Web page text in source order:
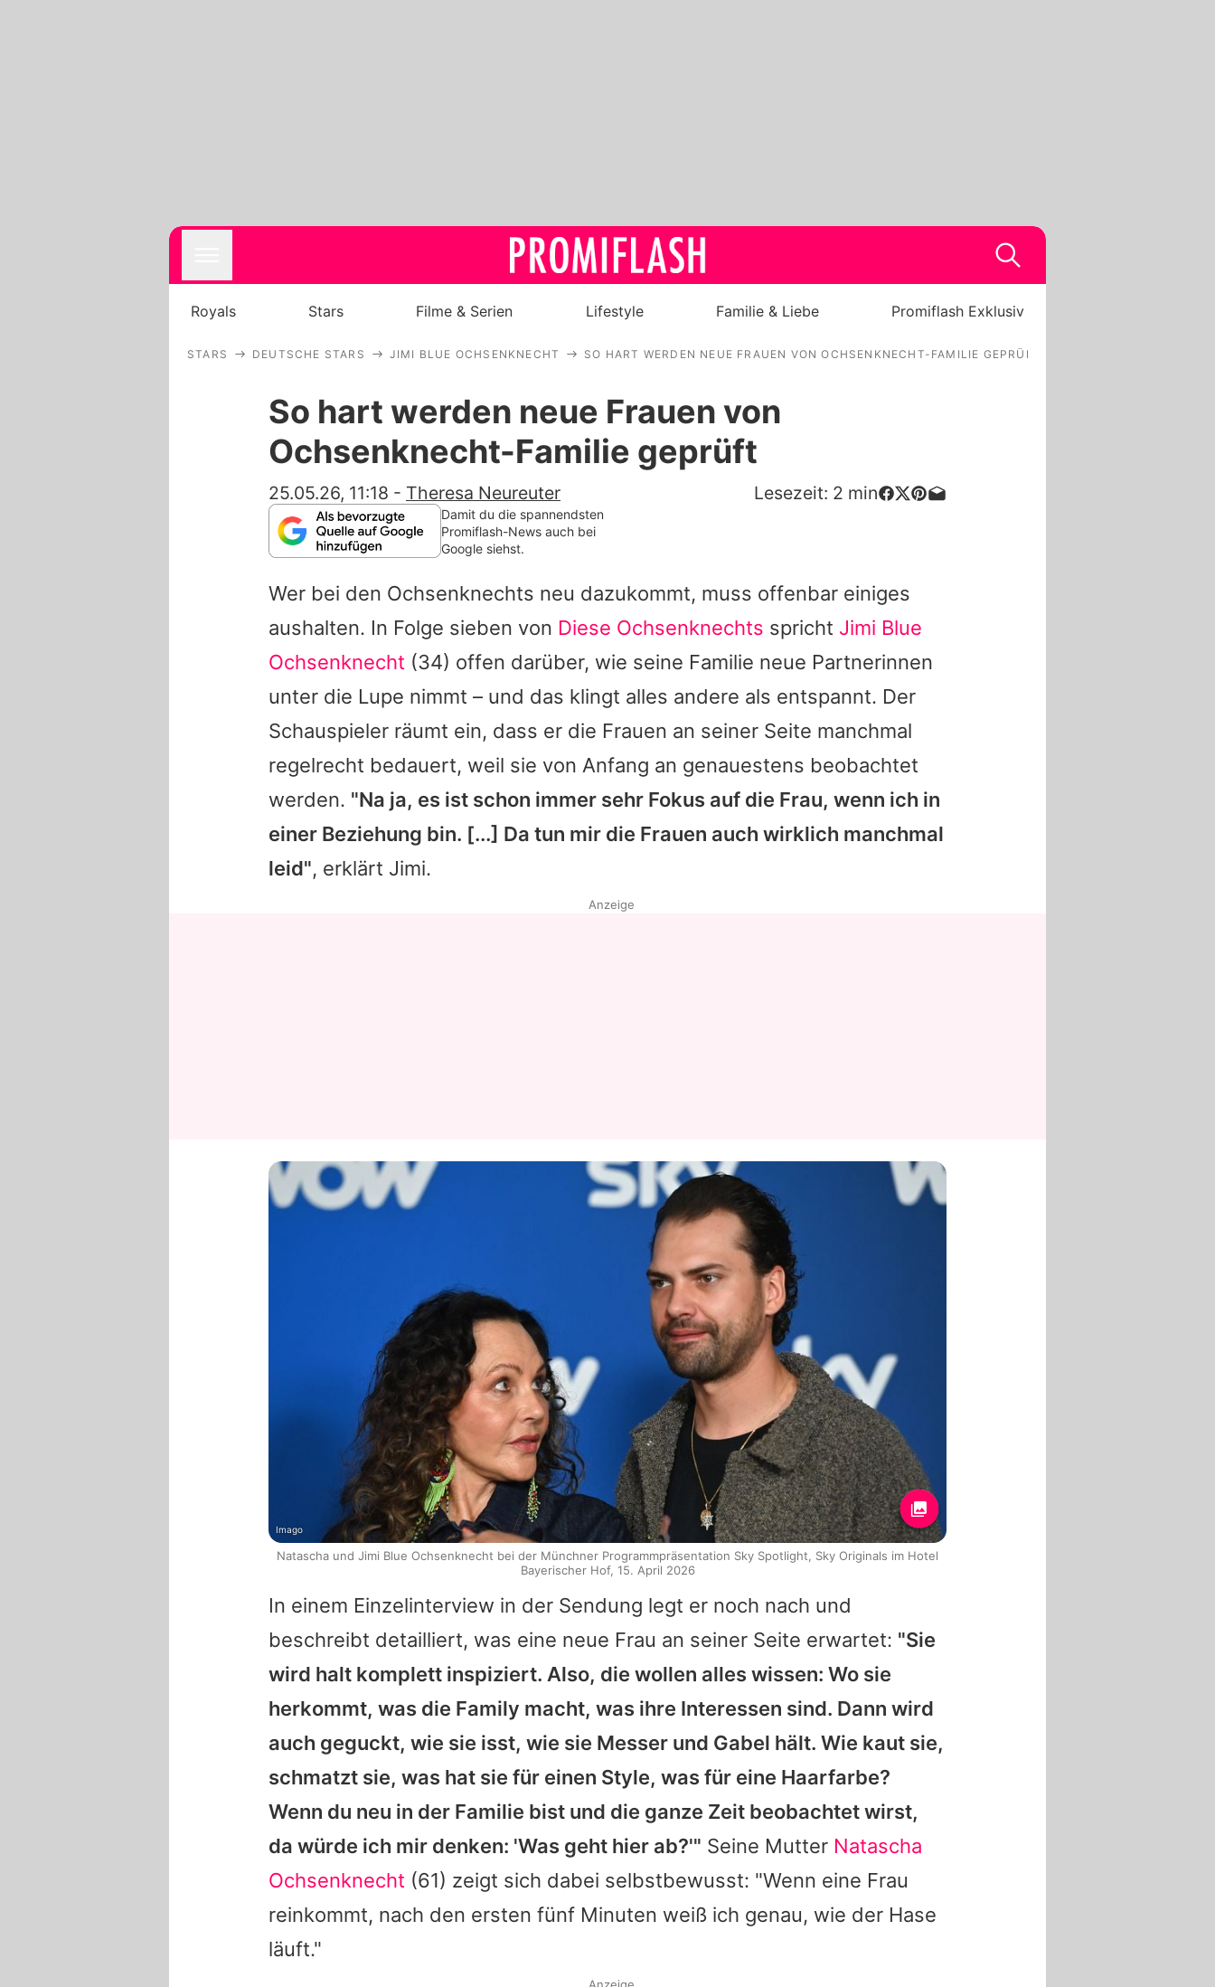
Royals
Stars
Filme & Serien
Familie & Liebe
Alle Themen auf Promiflash
App runterladen
Team
Redaktionelle Richtlinien
Impressum
Datenschutzerklärung
Royals Stars Filme & Serien Lifestyle Familie & Liebe Promiflash Exklusiv
STARS DEUTSCHE STARS JIMI BLUE OCHSENKNECHT SO HART WERDEN NEUE FRAUEN VON OCHSENKNECHT-FAMILIE GEPRÜFT
So hart werden neue Frauen von
Ochsenknecht-Familie geprüft
25.05.26, 11:18 - Theresa Neureuter Lesezeit: 2 min
Damit du die spannendsten
Promiflash-News auch bei
Google siehst.
Wer bei den Ochsenknechts neu dazukommt, muss offenbar einiges
aushalten. In Folge sieben von Diese Ochsenknechts spricht Jimi Blue
Ochsenknecht (34) offen darüber, wie seine Familie neue Partnerinnen
unter die Lupe nimmt – und das klingt alles andere als entspannt. Der
Schauspieler räumt ein, dass er die Frauen an seiner Seite manchmal
regelrecht bedauert, weil sie von Anfang an genauestens beobachtet
werden. "Na ja, es ist schon immer sehr Fokus auf die Frau, wenn ich in
einer Beziehung bin. [...] Da tun mir die Frauen auch wirklich manchmal
leid", erklärt Jimi.
In einem Einzelinterview in der Sendung legt er noch nach und
beschreibt detailliert, was eine neue Frau an seiner Seite erwartet: "Sie
wird halt komplett inspiziert. Also, die wollen alles wissen: Wo sie
herkommt, was die Family macht, was ihre Interessen sind. Dann wird
auch geguckt, wie sie isst, wie sie Messer und Gabel hält. Wie kaut sie,
schmatzt sie, was hat sie für einen Style, was für eine Haarfarbe?
Wenn du neu in der Familie bist und die ganze Zeit beobachtet wirst,
da würde ich mir denken: 'Was geht hier ab?'" Seine Mutter Natascha
Ochsenknecht (61) zeigt sich dabei selbstbewusst: "Wenn eine Frau
reinkommt, nach den ersten fünf Minuten weiß ich genau, wie der Hase
läuft."
Anzeige
Imago
Natascha und Jimi Blue Ochsenknecht bei der Münchner Programmpräsentation Sky Spotlight, Sky Originals im Hotel
Bayerischer Hof, 15. April 2026
Anzeige